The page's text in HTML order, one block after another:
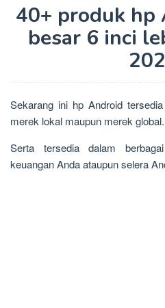
40+ produk hp
besar 6 inci
Sekarang ini hp Android
merek lokal maupun merek global.
Serta tersedia dalam
keuangan Anda ataupun selera